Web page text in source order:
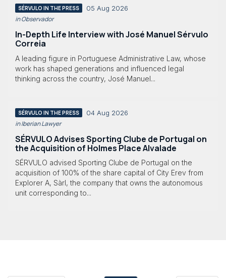
SÉRVULO IN THE PRESS 05 Aug 2026
in Observador
In-Depth Life Interview with José Manuel Sérvulo
Correia
A leading figure in Portuguese Administrative Law, whose
work has shaped generations and influenced legal
thinking across the country, José Manuel...
SÉRVULO IN THE PRESS 04 Aug 2026
in Iberian Lawyer
SÉRVULO Advises Sporting Clube de Portugal on
the Acquisition of Holmes Place Alvalade
SÉRVULO advised Sporting Clube de Portugal on the
acquisition of 100% of the share capital of City Erev from
Explorer A, Sàrl, the company that owns the autonomous
unit corresponding to...